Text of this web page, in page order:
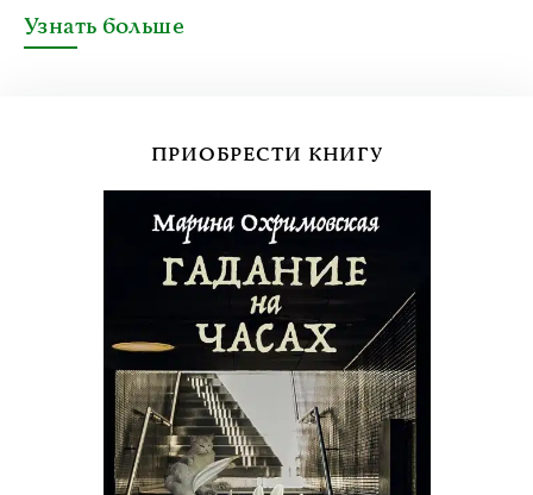
Узнать больше
ПРИОБРЕСТИ КНИГУ